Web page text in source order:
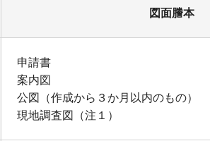
図面謄本
申請書
案内図
公図（作成から３か月以内のもの）
現地調査図（注１）